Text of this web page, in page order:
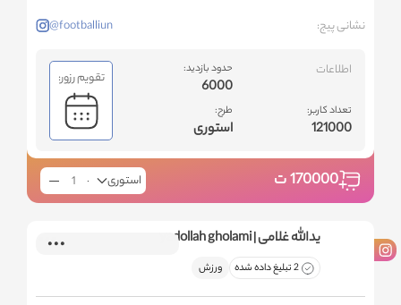
نشانی پیج: @footballiun
اطلاعات
تعداد کاربر:
121000
حدود بازدید:
6000
طرح:
استوری
تقویم رزور:
170000ت استوری
یدالله غلامی | yadollah gholami
2 تبلیغ داده شده ورزش